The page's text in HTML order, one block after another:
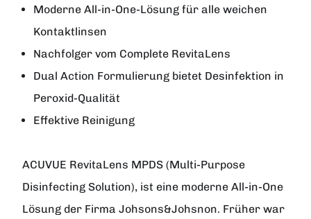
Moderne All-in-One-Lösung für alle weichen
Kontaktlinsen
Nachfolger vom Complete RevitaLens
Dual Action Formulierung bietet Desinfektion in
Peroxid-Qualität
Effektive Reinigung
ACUVUE RevitaLens MPDS (Multi-Purpose
Disinfecting Solution), ist eine moderne All-in-One
Lösung der Firma Johsons&Johsnon. Früher war